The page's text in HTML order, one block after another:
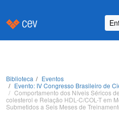
Biblioteca
Eventos
Evento: IV Congresso Brasileiro de
Comportamento dos Níveis Séricos
colesterol e Relação HDL-C/COL-T em
Submetidos a Seis Meses de